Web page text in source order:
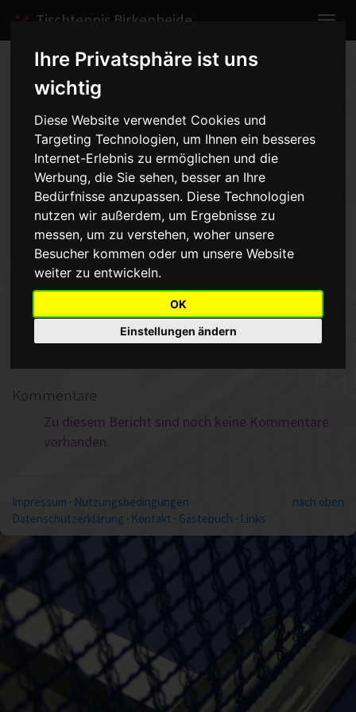
Ihre Privatsphäre ist uns
wichtig
Diese Website verwendet Cookies und
Targeting Technologien, um Ihnen ein besseres
Internet-Erlebnis zu ermöglichen und die
Werbung, die Sie sehen, besser an Ihre
Bedürfnisse anzupassen. Diese Technologien
nutzen wir außerdem, um Ergebnisse zu
messen, um zu verstehen, woher unsere
Besucher kommen oder um unsere Website
weiter zu entwickeln.
OK
Einstellungen ändern
Tischtennis Birkenheide
Home Spiele 2011/2012
Herren II
Spielbericht anzeigen
TG Rheingönheim -
Herren II - 3:9vom 10.02.2012
20:00 Uhr
Ein klarer Sieg mit engen Spielen.http://www.tt-info.net/tt-
Kommentare
Zu diesem Bericht sind noch keine Kommentare
vorhanden.
nach oben
Impressum · Nutzungsbedingungen ·
Datenschutzerklärung · Kontakt · Gästebuch · Links